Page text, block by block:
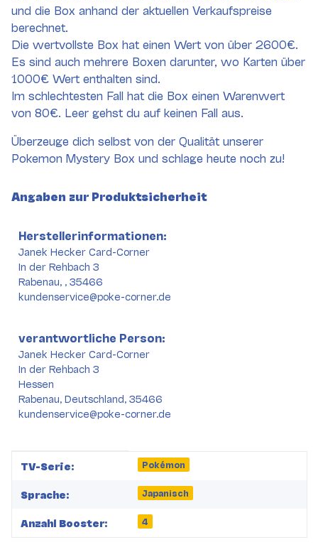
und die Box anhand der aktuellen Verkaufspreise
berechnet.
Die wertvollste Box hat einen Wert von über 2600€.
Es sind auch mehrere Boxen darunter, wo Karten über
1000€ Wert enthalten sind.
Im schlechtesten Fall hat die Box einen Warenwert
von 80€. Leer gehst du auf keinen Fall aus.
Überzeuge dich selbst von der Qualität unserer
Pokemon Mystery Box und schlage heute noch zu!
Angaben zur Produktsicherheit
Herstellerinformationen:
Janek Hecker Card-Corner
In der Rehbach 3
Rabenau, , 35466
kundenservice@poke-corner.de
verantwortliche Person:
Janek Hecker Card-Corner
In der Rehbach 3
Hessen
Rabenau, Deutschland, 35466
kundenservice@poke-corner.de
Produkteigenschaft
Wert
TV-Serie: Pokémon
Sprache: Japanisch
Anzahl Booster: 4